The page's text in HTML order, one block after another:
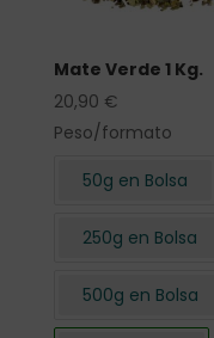
Mate Verde 1 Kg.
20,90 €
Peso/formato
50g en Bolsa
250g en Bolsa
500g en Bolsa